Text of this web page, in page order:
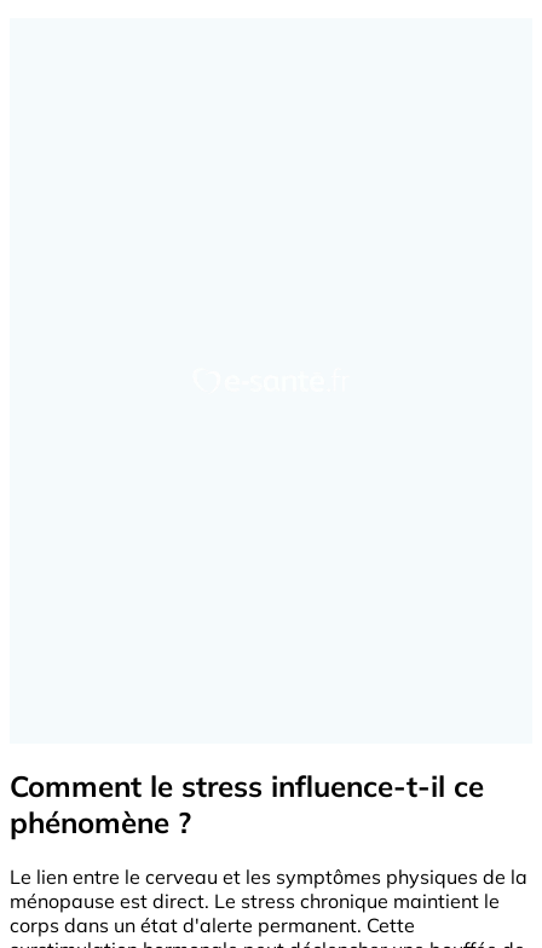
Comment le stress influence-t-il ce
phénomène ?
Le lien entre le cerveau et les symptômes physiques de la
ménopause est direct. Le stress chronique maintient le
corps dans un état d'alerte permanent. Cette